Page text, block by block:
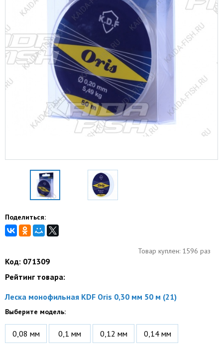
Поделиться:
Товар куплен: 1596 раз
Код: 071309
Рейтинг товара:
Леска монофильная KDF Oris 0,30 мм 50 м (21)
Выберите модель:
0,08 мм 0,1 мм 0,12 мм 0,14 мм